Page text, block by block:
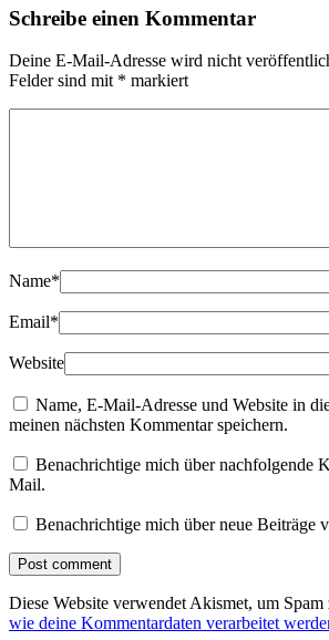
Schreibe einen Kommentar
Deine E-Mail-Adresse wird nicht
Felder sind mit * markiert
Name*
Email*
Website
Name, E-Mail-Adresse und Website in
meinen nächsten Kommentar speichern.
Benachrichtige mich über nachfolgende
Mail.
Benachrichtige mich über neue Beiträge
Diese Website verwendet Akismet, um Spam
wie deine Kommentardaten verarbeitet